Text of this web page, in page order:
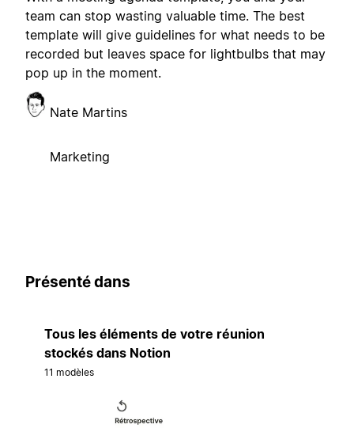
team can stop wasting valuable time. The best
template will give guidelines for what needs to be
recorded but leaves space for lightbulbs that may
pop up in the moment.
Nate Martins
Marketing
Présenté dans
Tous les éléments de votre réunion
stockés dans Notion
11 modèles